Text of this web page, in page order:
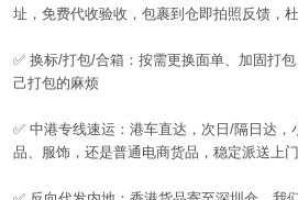
址，免费代收验收，包裹到仓即拍照反馈，
✅ 换标/打包/合箱：按需更换面单、加固打
己打包的麻烦
✅ 中港专线速运：港车直达，次日 /隔日达，
品、服饰，还是普通电商货品，稳定派送上门